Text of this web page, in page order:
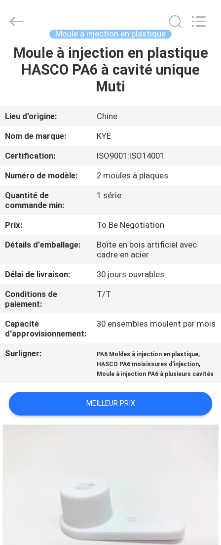
MAISON
AU
SUJET
DE
VISITE
CONTRÔLE
QUALITÉ
CONTACTEZ-
NOUS
NOUVELLES
DEMANDEZ
UNE
CITATION
Techenology
Moule à injection en plastique
Moule à injection en plastique
HASCO PA6 à cavité unique
Muti
Lieu d'origine:
Chine
Nom de marque:
KYE
Certification:
ISO9001:ISO14001
Numéro de modèle:
2 moules à plaques
Quantité de
commande min:
1 série
Prix:
To Be Negotiation
Détails d'emballage:
Boîte en bois artificiel avec
cadre en acier
Délai de livraison:
30 jours ouvrables
Conditions de
paiement:
T/T
Capacité
d'approvisionnement:
30 ensembles moulent par mois
Surligner: PA6 Moldes à injection en plastique,
HASCO PA6 moisissures d'injection,
Moule à injection PA6 à plusieurs cavités
MEILLEUR PRIX